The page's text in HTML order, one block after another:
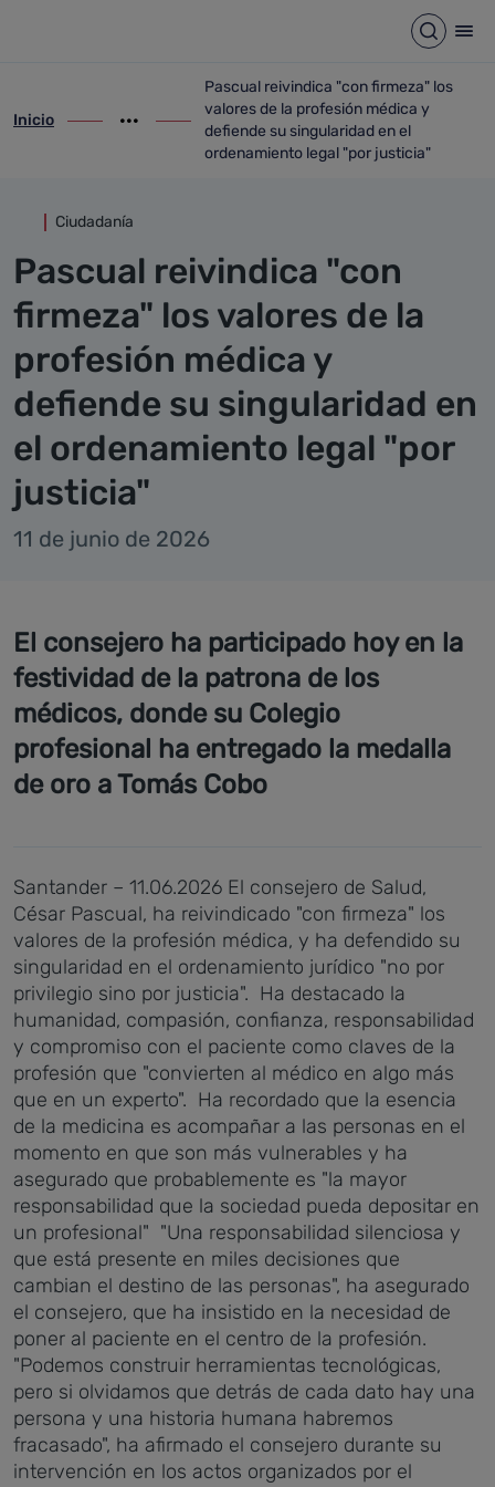
Abrir
ir-a inicio
Inicio
Mostrar opciones del camino de migas
ir-a Pascual reivindica "con firmeza"
Pascual reivindica "con firmeza" los
valores de la profesión médica y
defiende su singularidad en el
ordenamiento legal "por justicia"
Ciudadanía
Pascual reivindica "con
firmeza" los valores de la
profesión médica y
defiende su singularidad en
el ordenamiento legal "por
justicia"
11 de junio de 2026
El consejero ha participado hoy en la
festividad de la patrona de los
médicos, donde su Colegio
profesional ha entregado la medalla
de oro a Tomás Cobo
Santander – 11.06.2026 El consejero de Salud,
César Pascual, ha reivindicado "con firmeza" los
valores de la profesión médica, y ha defendido su
singularidad en el ordenamiento jurídico "no por
privilegio sino por justicia". Ha destacado la
humanidad, compasión, confianza, responsabilidad
y compromiso con el paciente como claves de la
profesión que "convierten al médico en algo más
que en un experto". Ha recordado que la esencia
de la medicina es acompañar a las personas en el
momento en que son más vulnerables y ha
asegurado que probablemente es "la mayor
responsabilidad que la sociedad pueda depositar en
un profesional" "Una responsabilidad silenciosa y
que está presente en miles decisiones que
cambian el destino de las personas", ha asegurado
el consejero, que ha insistido en la necesidad de
poner al paciente en el centro de la profesión.
"Podemos construir herramientas tecnológicas,
pero si olvidamos que detrás de cada dato hay una
persona y una historia humana habremos
fracasado", ha afirmado el consejero durante su
intervención en los actos organizados por el